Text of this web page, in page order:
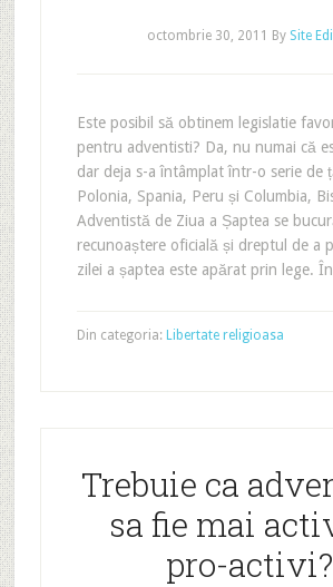
octombrie 30, 2011 By Site
Este posibil să obtinem legislatie
pentru adventisti? Da, nu numai că
dar deja s-a întâmplat într-o serie de
Polonia, Spania, Peru și Columbia,
Adventistă de Ziua a Șaptea se
recunoaștere oficială și dreptul de a
zilei a șaptea este apărat prin lege.
Din categoria: Libertate religioasa
Trebuie ca
sa fie mai
pro-activi?